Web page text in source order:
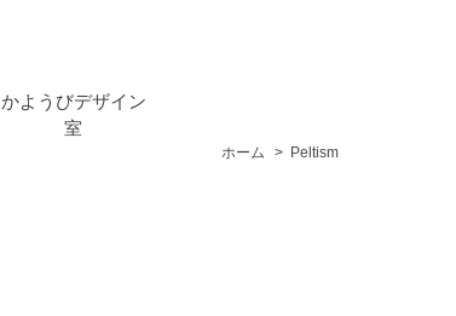
ホーム > Peltism
かようびデザイン
室